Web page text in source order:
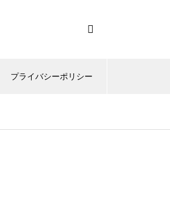
プライバシーポリシー